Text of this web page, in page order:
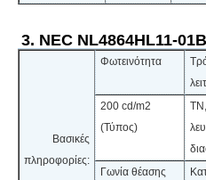
3. NEC NL4864HL11-
Βασικές
πληροφορίες:
Φωτεινότητα
200 cd/m2
(Τύπος)
Γωνία θέασης